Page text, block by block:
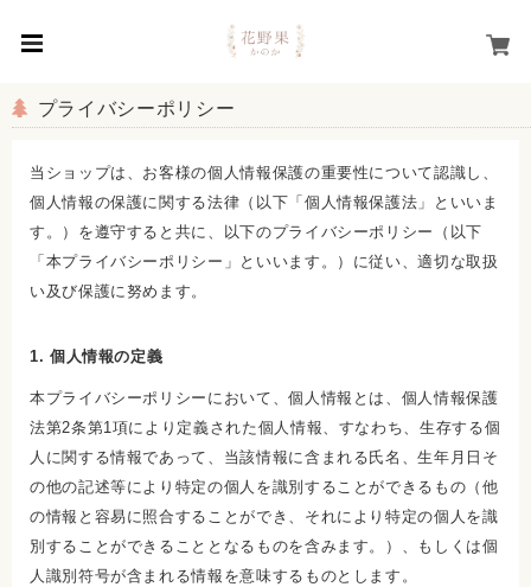
プライバシーポリシー
当ショップは、お客様の個人情報保護の重要性について認識し、
個人情報の保護に関する法律（以下「個人情報保護法」といいま
す。）を遵守すると共に、以下のプライバシーポリシー（以下
「本プライバシーポリシー」といいます。）に従い、適切な取扱
い及び保護に努めます。
1. 個人情報の定義
本プライバシーポリシーにおいて、個人情報とは、個人情報保護
法第2条第1項により定義された個人情報、すなわち、生存する個
人に関する情報であって、当該情報に含まれる氏名、生年月日そ
の他の記述等により特定の個人を識別することができるもの（他
の情報と容易に照合することができ、それにより特定の個人を識
別することができることとなるものを含みます。）、もしくは個
人識別符号が含まれる情報を意味するものとします。